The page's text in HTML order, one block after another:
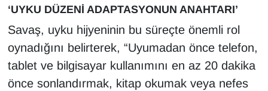
‘UYKU DÜZENİ ADAPTASYONUN ANAHTARI’
Savaş, uyku hijyeninin bu süreçte önemli rol
oynadığını belirterek, “Uyumadan önce telefon,
tablet ve bilgisayar kullanımını en az 20 dakika
önce sonlandırmak, kitap okumak veya nefes